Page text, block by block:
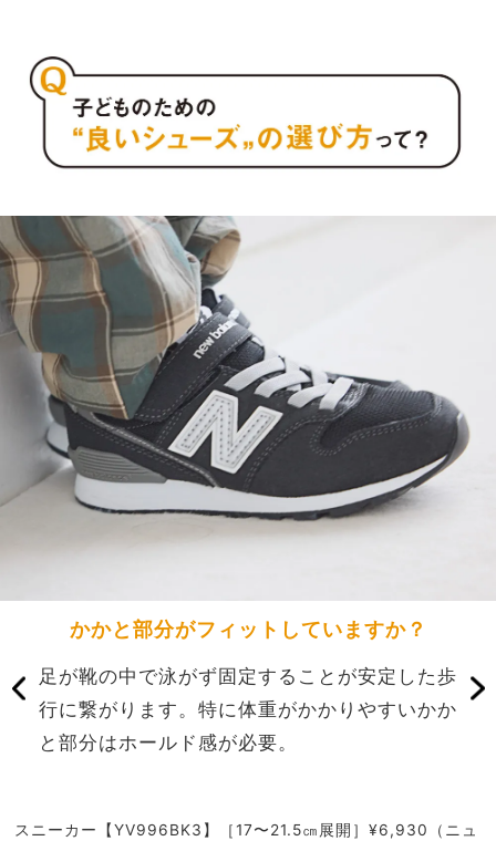
ベ
かかと部分がフィットしていますか？
足が靴の中で泳がず固定することが安定した歩
行に繋がります。特に体重がかかりやすいかか
と部分はホールド感が必要。
地
スニーカー【YV996BK3】［17〜21.5㎝展開］¥6,930（ニュ